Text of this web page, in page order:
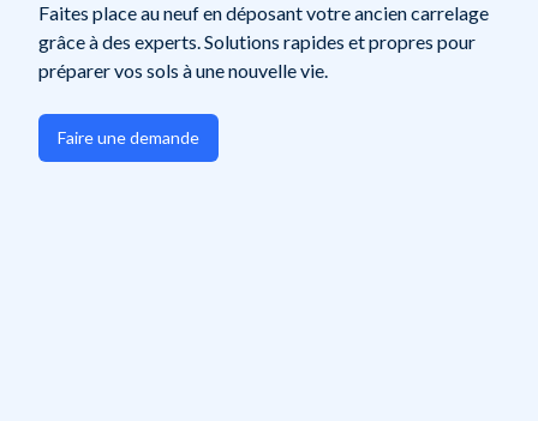
Faites place au neuf en déposant votre ancien carrelage
grâce à des experts. Solutions rapides et propres pour
préparer vos sols à une nouvelle vie.
Faire une demande